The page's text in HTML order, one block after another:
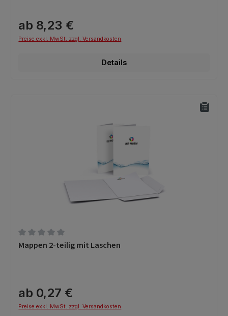
ab 8,23 €
Preise exkl. MwSt. zzgl. Versandkosten
Details
Durchschnittliche Bewertung von 0 von 5 Sternen
Mappen 2-teilig mit Laschen
ab 0,27 €
Preise exkl. MwSt. zzgl. Versandkosten